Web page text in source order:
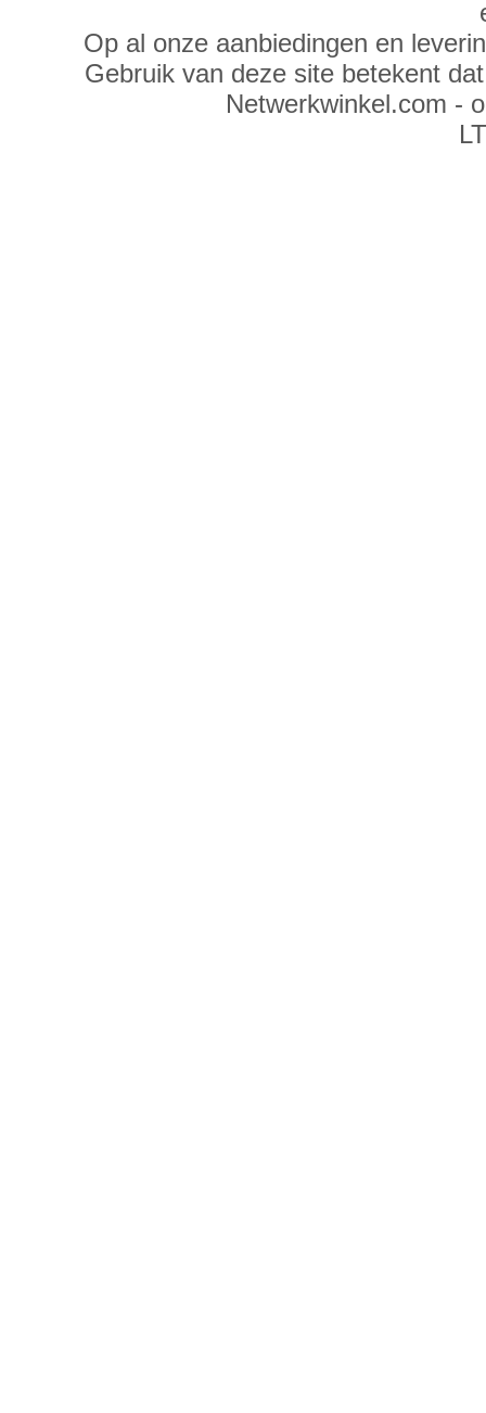
Op al onze aanbiedingen en
Gebruik van deze site betekent
Netwerkwinkel.com -